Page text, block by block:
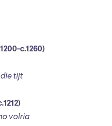
c.1260)
die tijt
volria